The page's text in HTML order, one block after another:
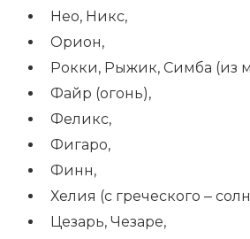
Нео, Никс,
Орион,
Рокки, Рыжик, Симба (из
Файр (огонь),
Феликс,
Фигаро,
Финн,
Хелия (с греческого ‒
Цезарь, Чезаре,